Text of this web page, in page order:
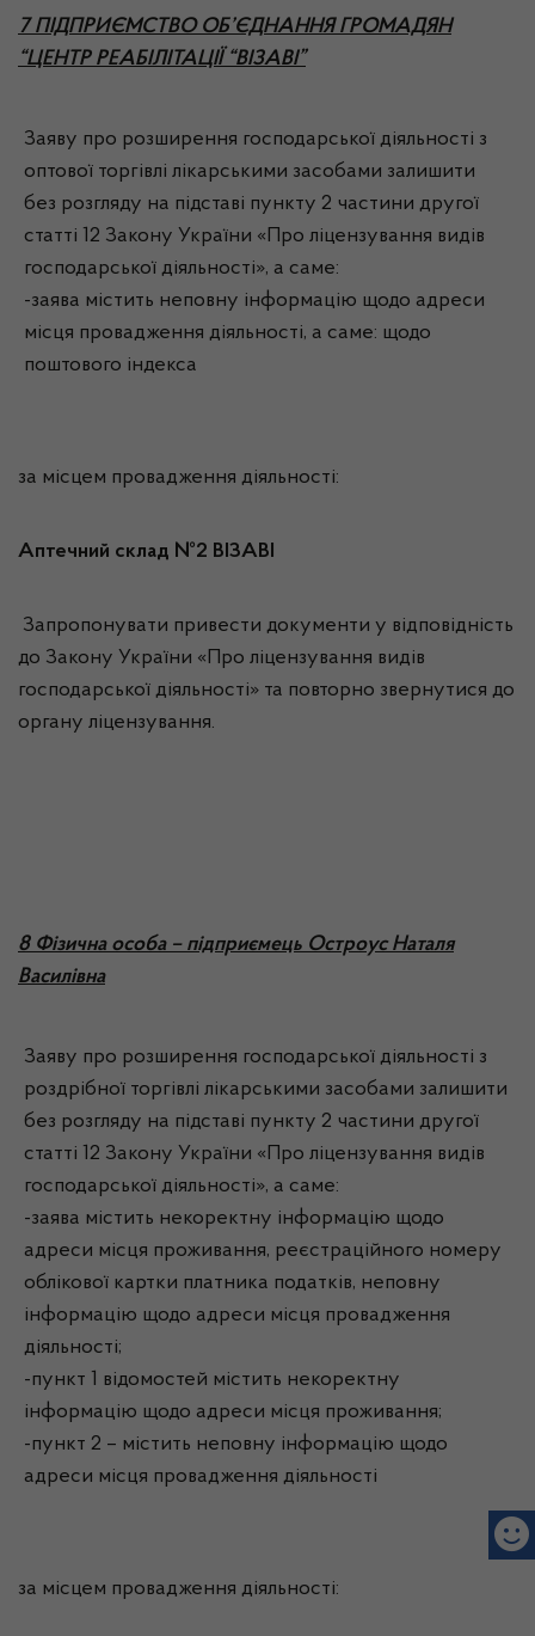
7 ПІДПРИЄМСТВО ОБ’ЄДНАННЯ ГРОМАДЯН
“ЦЕНТР РЕАБІЛІТАЦІЇ “ВІЗАВІ”
Заяву про розширення господарської діяльності з
оптової торгівлі лікарськими засобами залишити
без розгляду на підставі пункту 2 частини другої
статті 12 Закону України «Про ліцензування видів
господарської діяльності», а саме:
-заява містить неповну інформацію щодо адреси
місця провадження діяльності, а саме: щодо
поштового індекса
за місцем провадження діяльності:
Аптечний склад №2 ВІЗАВІ
Запропонувати привести документи у відповідність
до Закону України «Про ліцензування видів
господарської діяльності» та повторно звернутися до
органу ліцензування.
8 Фізична особа – підприємець Остроус Наталя
Василівна
Заяву про розширення господарської діяльності з
роздрібної торгівлі лікарськими засобами залишити
без розгляду на підставі пункту 2 частини другої
статті 12 Закону України «Про ліцензування видів
господарської діяльності», а саме:
-заява містить некоректну інформацію щодо
адреси місця проживання, реєстраційного номеру
облікової картки платника податків, неповну
інформацію щодо адреси місця провадження
діяльності;
-пункт 1 відомостей містить некоректну
інформацію щодо адреси місця проживання;
-пункт 2 – містить неповну інформацію щодо
адреси місця провадження діяльності
за місцем провадження діяльності: